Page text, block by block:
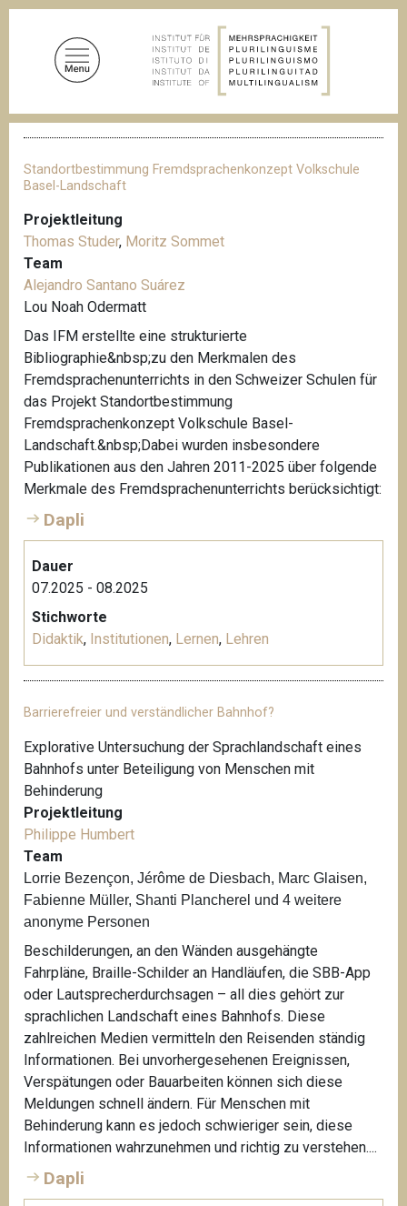
D
a
d
a
v
i
g
a
t
i
n
Standortbestimmung Fremdsprachenkonzept Volkschule
Basel-Landschaft
Projektleitung
Thomas Studer, Moritz Sommet
Team
Alejandro Santano Suárez
Lou Noah Odermatt
Das IFM erstellte eine strukturierte
Bibliographie&nbsp;zu den Merkmalen des
Fremdsprachenunterrichts in den Schweizer Schulen für
das Projekt Standortbestimmung
Fremdsprachenkonzept Volkschule Basel-
Landschaft.&nbsp;Dabei wurden insbesondere
Publikationen aus den Jahren 2011-2025 über folgende
Merkmale des Fremdsprachenunterrichts berücksichtigt:
Dapli
Dauer
07.2025 - 08.2025
Stichworte
Didaktik, Institutionen, Lernen, Lehren
Barrierefreier und verständlicher Bahnhof?
Explorative Untersuchung der Sprachlandschaft eines
Bahnhofs unter Beteiligung von Menschen mit
Behinderung
Projektleitung
Philippe Humbert
Team
Lorrie Bezençon, Jérôme de Diesbach, Marc Glaisen,
Fabienne Müller, Shanti Plancherel und 4 weitere
anonyme Personen
Beschilderungen, an den Wänden ausgehängte
Fahrpläne, Braille-Schilder an Handläufen, die SBB-App
oder Lautsprecherdurchsagen – all dies gehört zur
sprachlichen Landschaft eines Bahnhofs. Diese
zahlreichen Medien vermitteln den Reisenden ständig
Informationen. Bei unvorhergesehenen Ereignissen,
Verspätungen oder Bauarbeiten können sich diese
Meldungen schnell ändern. Für Menschen mit
Behinderung kann es jedoch schwieriger sein, diese
Informationen wahrzunehmen und richtig zu verstehen....
Dapli